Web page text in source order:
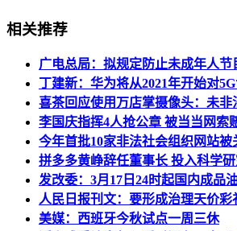
相关推荐
广电总局：拟规定防止未成年人节
丁建新：华为将从2021年开始对
喜茶回应使用万店掌摄像头：未
李国庆指挥4人抢公章 被当当网索
今年首批10家非法社会组织网站
拼多多黄峥辞任董事长 投入科学
发改委：3月17日24时起国内成品
人民日报刊文：要形成治理天价彩
美媒：西班牙今秋试点一周三休